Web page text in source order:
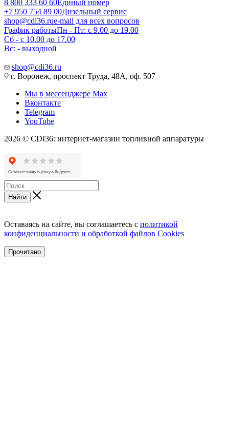
8 800 333 60 60Единый номер
+7 950 754 89 00Дизельный сервис
shop@cdi36.rue-mail для всех вопросов
График работыПн - Пт: с 9.00 до 19.00
Сб - с 10.00 до 17.00
Вс: - выходной
shop@cdi36.ru
г. Воронеж, проспект Труда, 48А, оф. 507
Мы в мессенджере Max
Вконтакте
Telegram
YouTube
2026 © CDI36: интернет-магазин топливной аппаратуры
Найти
Оставаясь на сайте, вы соглашаетесь с политикой
конфиденциальности и обработкой файлов Cookies
Прочитано